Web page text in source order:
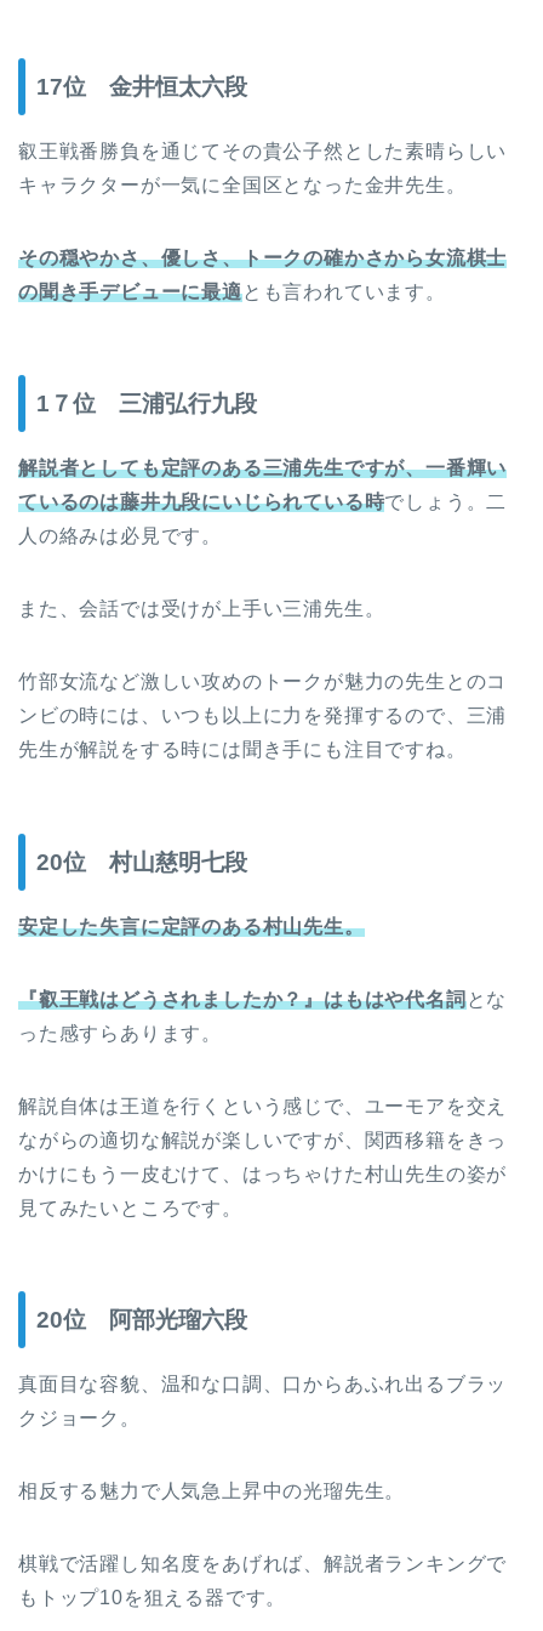
17位 金井恒太六段
叡王戦番勝負を通じてその貴公子然とした素晴らしい
キャラクターが一気に全国区となった金井先生。
その穏やかさ、優しさ、トークの確かさから女流棋士
の聞き手デビューに最適とも言われています。
1７位 三浦弘行九段
解説者としても定評のある三浦先生ですが、一番輝い
ているのは藤井九段にいじられている時でしょう。二
人の絡みは必見です。
また、会話では受けが上手い三浦先生。
竹部女流など激しい攻めのトークが魅力の先生とのコ
ンビの時には、いつも以上に力を発揮するので、三浦
先生が解説をする時には聞き手にも注目ですね。
20位 村山慈明七段
安定した失言に定評のある村山先生。
『叡王戦はどうされましたか？』はもはや代名詞とな
った感すらあります。
解説自体は王道を行くという感じで、ユーモアを交え
ながらの適切な解説が楽しいですが、関西移籍をきっ
かけにもう一皮むけて、はっちゃけた村山先生の姿が
見てみたいところです。
20位 阿部光瑠六段
真面目な容貌、温和な口調、口からあふれ出るブラッ
クジョーク。
相反する魅力で人気急上昇中の光瑠先生。
棋戦で活躍し知名度をあげれば、解説者ランキングで
もトップ10を狙える器です。